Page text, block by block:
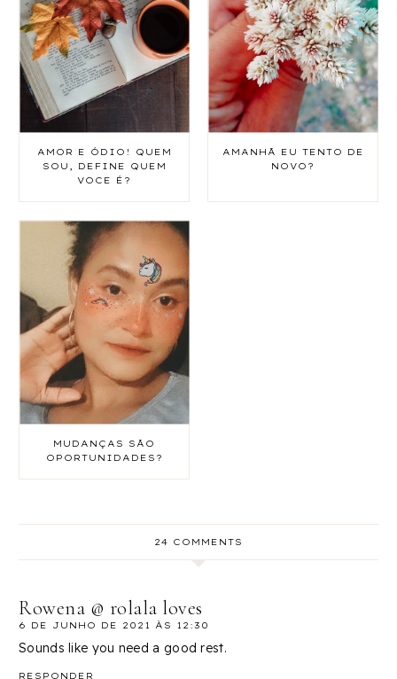
AMOR E ÓDIO! QUEM
SOU, DEFINE QUEM
VOCE É?
AMANHÃ EU TENTO DE
NOVO?
MUDANÇAS SÃO
OPORTUNIDADES?
24 COMMENTS
Rowena @ rolala loves
6 DE JUNHO DE 2021 ÀS 12:30
Sounds like you need a good rest.
RESPONDER